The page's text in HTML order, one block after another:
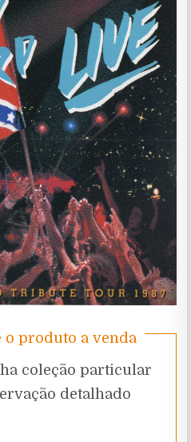
produto a venda
coleção particular
detalhado